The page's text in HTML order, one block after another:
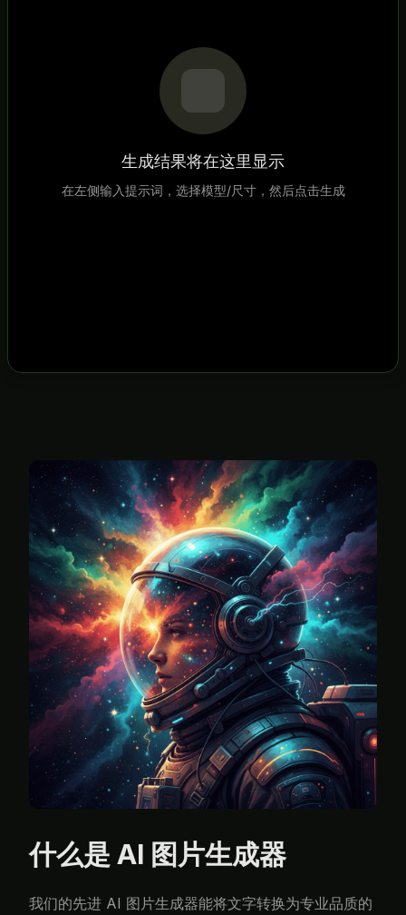
生成结果将在这里显示
在左侧输入提示词，选择模型/尺寸，然后点击生成
什么是 AI 图片生成器
我们的先进 AI 图片生成器能将文字转换为专业品质的